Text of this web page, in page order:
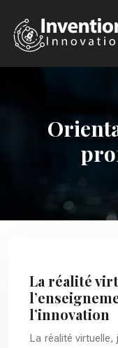
La réalité
l’innovation
La réalité